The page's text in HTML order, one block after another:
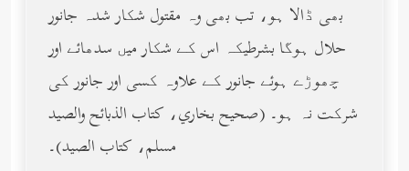
بھی ڈالا ہو، تب بھی وہ مقتول شکار شدہ جانور
حلال ہوگا بشرطیکہ اس کے شکار میں سدھائے اور
چھوڑے ہوئے جانور کے علاوہ کسی اور جانور کی
شرکت نہ ہو۔ (صحيح بخاري، كتاب الذبائح والصيد
مسلم، كتاب الصيد)۔